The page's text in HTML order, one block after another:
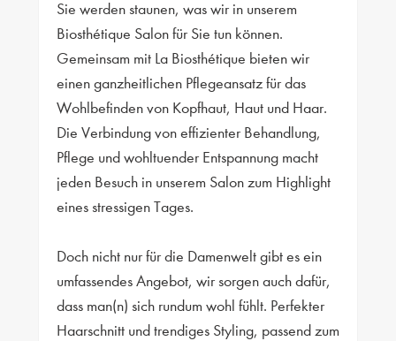
Sie werden staunen, was wir in unserem
Biosthétique Salon für Sie tun können.
Gemeinsam mit La Biosthétique bieten wir
einen ganzheitlichen Pflegeansatz für das
Wohlbefinden von Kopfhaut, Haut und Haar.
Die Verbindung von effizienter Behandlung,
Pflege und wohltuender Entspannung macht
jeden Besuch in unserem Salon zum Highlight
eines stressigen Tages.
Doch nicht nur für die Damenwelt gibt es ein
umfassendes Angebot, wir sorgen auch dafür,
dass man(n) sich rundum wohl fühlt. Perfekter
Haarschnitt und trendiges Styling, passend zum